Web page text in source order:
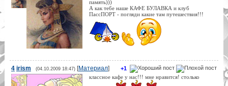
память)))
А как тебе наше КАФЕ БУЛАВКА и клуб
ПассПОРТ - погляди какие там путешествия!!!
+1
4 irism (04.10.2009 18:47)[Материал]
классное кафе у нас!!! мне нравится! столько